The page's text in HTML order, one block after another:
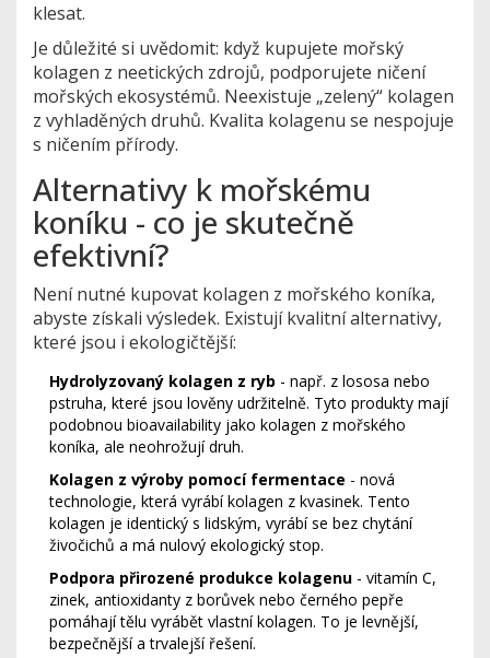
klesat.
Je důležité si uvědomit: když kupujete mořský
kolagen z neetických zdrojů, podporujete ničení
mořských ekosystémů. Neexistuje „zelený“ kolagen
z vyhladěných druhů. Kvalita kolagenu se nespojuje
s ničením přírody.
Alternativy k mořskému
koníku - co je skutečně
efektivní?
Není nutné kupovat kolagen z mořského koníka,
abyste získali výsledek. Existují kvalitní alternativy,
které jsou i ekologičtější:
Hydrolyzovaný kolagen z ryb - např. z lososa nebo
pstruha, které jsou lověny udržitelně. Tyto produkty mají
podobnou bioavailability jako kolagen z mořského
koníka, ale neohrožují druh.
Kolagen z výroby pomocí fermentace - nová
technologie, která vyrábí kolagen z kvasinek. Tento
kolagen je identický s lidským, vyrábí se bez chytání
živočichů a má nulový ekologický stop.
Podpora přirozené produkce kolagenu - vitamín C,
zinek, antioxidanty z borůvek nebo černého pepře
pomáhají tělu vyrábět vlastní kolagen. To je levnější,
bezpečnější a trvalejší řešení.